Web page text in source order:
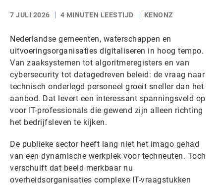
7 JULI 2026 4 MINUTEN LEESTIJD KENONZ
Nederlandse gemeenten, waterschappen en
uitvoeringsorganisaties digitaliseren in hoog tempo.
Van zaaksystemen tot algoritmeregisters en van
cybersecurity tot datagedreven beleid: de vraag naar
technisch onderlegd personeel groeit sneller dan het
aanbod. Dat levert een interessant spanningsveld op
voor IT-professionals die gewend zijn alleen richting
het bedrijfsleven te kijken.
De publieke sector heeft lang niet het imago gehad
van een dynamische werkplek voor techneuten. Toch
verschuift dat beeld merkbaar nu
overheidsorganisaties complexe IT-vraagstukken